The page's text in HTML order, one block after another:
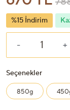
%15 İndirim
- +
Seçenekler
850g